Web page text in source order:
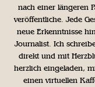
nach einer längeren
veröffentliche. Jede
neue Erkenntnisse
Journalist. Ich
direkt und mit
herzlich eingeladen,
einen virtuellen